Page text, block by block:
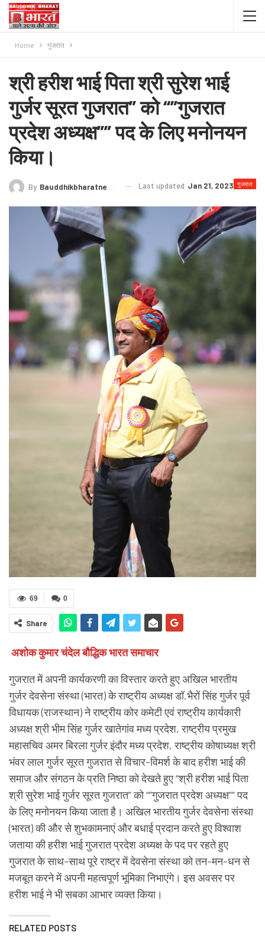
Home गुजरात
श्री हरीश भाई पिता श्री सुरेश भाई
गुर्जर सूरत गुजरात” को “”गुजरात
प्रदेश अध्यक्ष”” पद के लिए मनोनयन
किया।
गुजरात
By Bauddhikbharatnews@gmail.com Last updated Jan 21, 2023
0
69
Share
अशोक कुमार चंदेल बौद्धिक भारत समाचार
गुजरात में अपनी कार्यकरणी का विस्तार करते हुए अखिल भारतीय
गुर्जर देवसेना संस्था (भारत) के राष्ट्रीय अध्यक्ष डॉ.भैरों सिंह गुर्जर पूर्व
विधायक (राजस्थान) ने राष्ट्रीय कोर कमेटी एवं राष्ट्रीय कार्यकारी
अध्यक्ष श्री भीम सिंह गुर्जर खातेगांव मध्य प्रदेश, राष्ट्रीय प्रमुख
महासचिव अमर बिरला गुर्जर इंदौर मध्य प्रदेश, राष्ट्रीय कोषाध्यक्ष श्री
भंवर लाल गुर्जर सूरत गुजरात से विचार-विमर्श के बाद हरीश भाई की
समाज और संगठन के प्रति निष्ठा को देखते हुए “श्री हरीश भाई पिता
श्री सुरेश भाई गुर्जर सूरत गुजरात” को “”गुजरात प्रदेश अध्यक्ष”” पद
के लिए मनोनयन किया जाता है। अखिल भारतीय गुर्जर देवसेना संस्था
(भारत) की और से शुभकामनाएं और बधाई प्रदान करते हुए विश्वाश
जताया की हरीश भाई गुजरात प्रदेश अध्यक्ष के पद पर रहते हुए
गुजरात के साथ-साथ पूरे राष्ट्र में देवसेना संस्था को तन-मन-धन से
मजबूत करने में अपनी महत्वपूर्ण भूमिका निभाएंगे। इस अवसर पर
हरीश भाई ने भी सबका आभार व्यक्त किया।
RELATED POSTS